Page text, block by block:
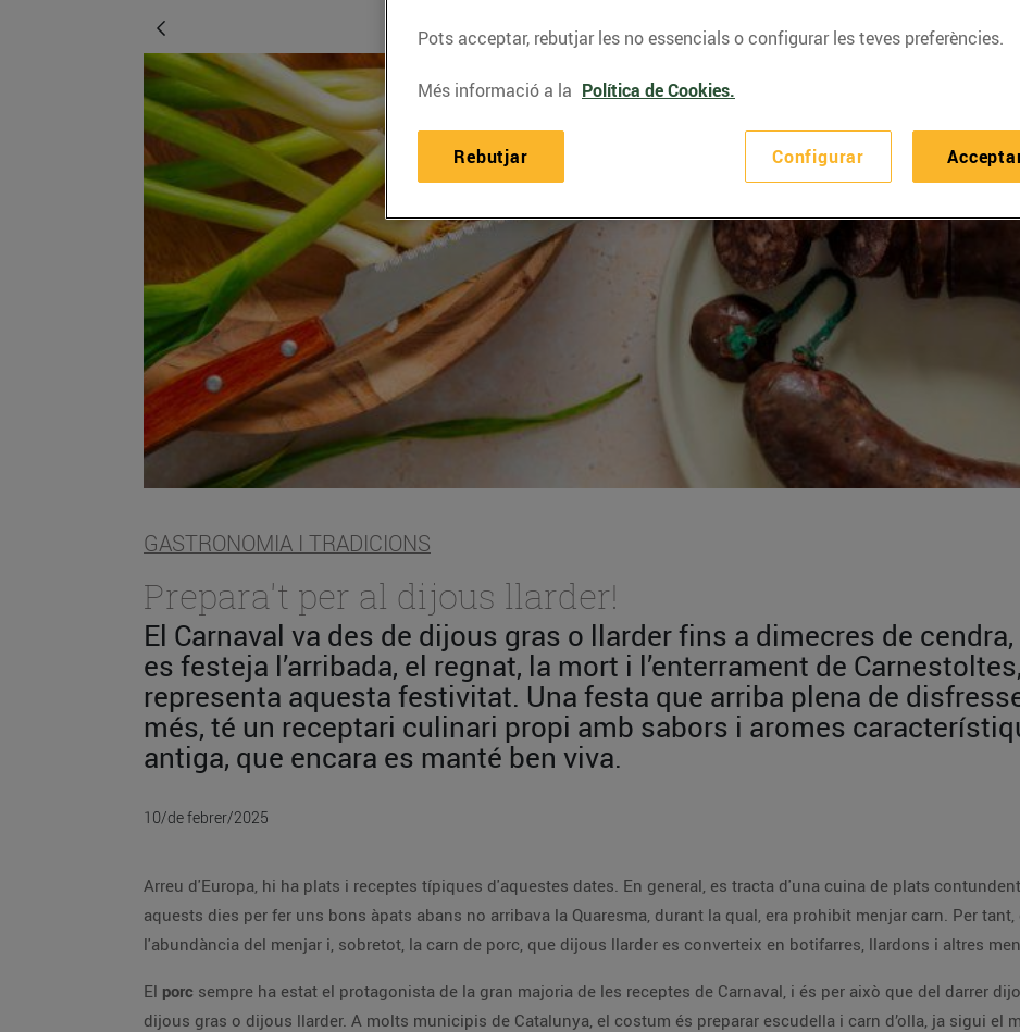
GASTRONOMIA I TRADICIONS
Prepara't per al dijous llarder!
El Carnaval va des de dijous gras o llarder fins a dimecres de
es festeja l’arribada, el regnat, la mort i l’enterrament de
representa aquesta festivitat. Una festa que arriba plena de
més, té un receptari culinari propi amb sabors i aromes
antiga, que encara es manté ben viva.
10/de febrer/2025
Arreu d'Europa, hi ha plats i receptes típiques d'aquestes dates. En general, es tracta d'una cuina de plats
aquests dies per fer uns bons àpats abans no arribava la Quaresma, durant la qual, era prohibit menjar carn. Per
l'abundància del menjar i, sobretot, la carn de porc, que dijous llarder es converteix en botifarres, llardons i altres
El porc sempre ha estat el protagonista de la gran majoria de les receptes de Carnaval, i és per això que del darrer
dijous gras o dijous llarder. A molts municipis de Catalunya, el costum és preparar escudella i carn d’olla, ja sigui el
Pots acceptar, rebutjar les no essencials o configurar les teves preferències.
Més informació a la Política de Cookies.
Configurar
Rebutjar